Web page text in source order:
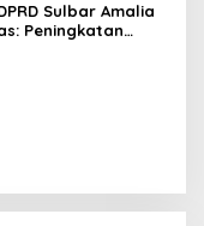
Sulbar Amalia
Peningkatan